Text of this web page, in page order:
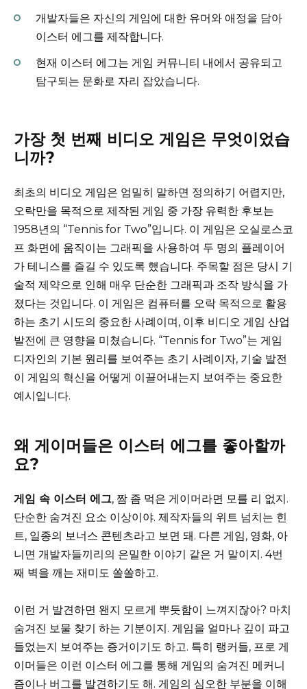
개발자들은 자신의 게임에 대한 유머와 애정을 담아
이스터 에그를 제작합니다.
현재 이스터 에그는 게임 커뮤니티 내에서 공유되고
탐구되는 문화로 자리 잡았습니다.
가장 첫 번째 비디오 게임은 무엇이었습
니까?
최초의 비디오 게임은 엄밀히 말하면 정의하기 어렵지만,
오락만을 목적으로 제작된 게임 중 가장 유력한 후보는
1958년의 “Tennis for Two”입니다. 이 게임은 오실로스코
프 화면에 움직이는 그래픽을 사용하여 두 명의 플레이어
가 테니스를 즐길 수 있도록 했습니다. 주목할 점은 당시 기
술적 제약으로 인해 매우 단순한 그래픽과 조작 방식을 가
졌다는 것입니다. 이 게임은 컴퓨터를 오락 목적으로 활용
하는 초기 시도의 중요한 사례이며, 이후 비디오 게임 산업
발전에 큰 영향을 미쳤습니다. “Tennis for Two”는 게임
디자인의 기본 원리를 보여주는 초기 사례이자, 기술 발전
이 게임의 혁신을 어떻게 이끌어내는지 보여주는 중요한
예시입니다.
왜 게이머들은 이스터 에그를 좋아할까
요?
게임 속 이스터 에그, 짬 좀 먹은 게이머라면 모를 리 없지.
단순한 숨겨진 요소 이상이야. 제작자들의 위트 넘치는 힌
트, 일종의 보너스 콘텐츠라고 보면 돼. 다른 게임, 영화, 아
니면 개발자들끼리의 은밀한 이야기 같은 거 말이지. 4번
째 벽을 깨는 재미도 쏠쏠하고.
이런 거 발견하면 왠지 모르게 뿌듯함이 느껴지잖아? 마치
숨겨진 보물 찾기 하는 기분이지. 게임을 얼마나 깊이 파고
들었는지 보여주는 증거이기도 하고. 특히 랭커들, 프로 게
이머들은 이런 이스터 에그를 통해 게임의 숨겨진 메커니
즘이나 버그를 발견하기도 해. 게임의 심오한 부분을 이해